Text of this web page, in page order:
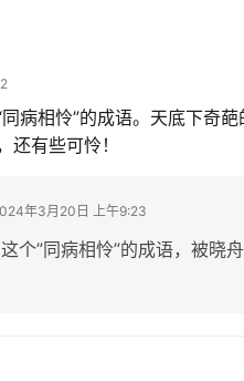
病相怜”的成语。天底下奇
还有些可怜！
年3月20日 上午9:23
个”同病相怜”的成语，被晓